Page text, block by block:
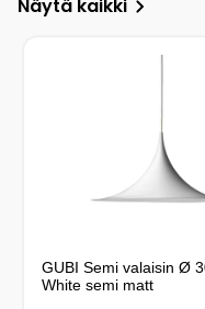
Näytä kaikki
GUBI Semi valaisin Ø
White semi matt